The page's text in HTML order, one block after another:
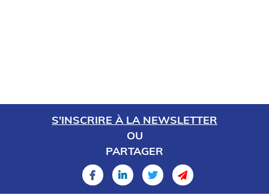
S'INSCRIRE À LA NEWSLETTER
OU
PARTAGER